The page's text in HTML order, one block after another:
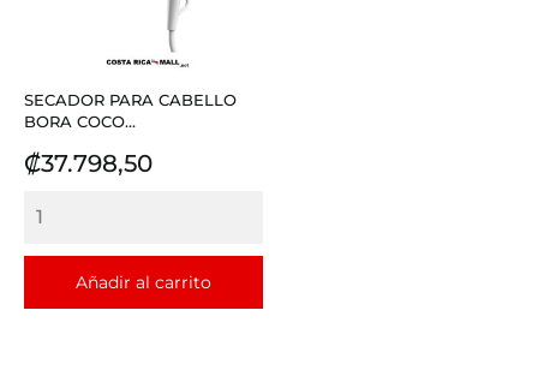
SECADOR PARA CABELLO
BORA COCO...
Precio
₡37.798,50
Añadir al carrito